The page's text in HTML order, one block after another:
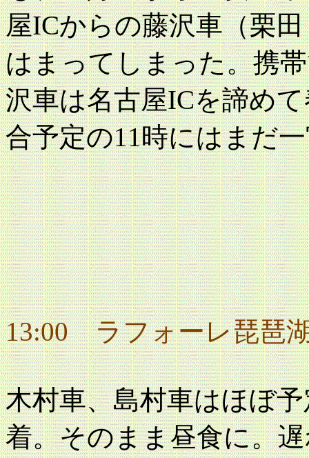
屋ICからの藤沢車（栗
はまってしまった。携
沢車は名古屋ICを諦め
合予定の11時にはまだ
13:00 ラフォーレ琵琶
木村車、島村車はほぼ
着。そのまま昼食に。